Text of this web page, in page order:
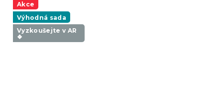
Akce
Výhodná sada
Vyzkoušejte v AR
❖